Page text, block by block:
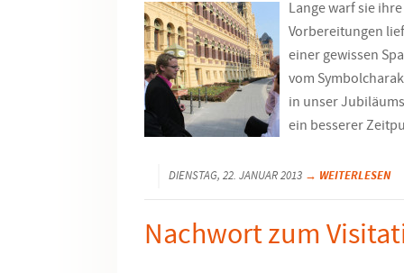
Lange warf sie
Vorbereitungen
einer gewissen
vom
in unser
ein besserer
DIENSTAG, 22. JANUAR 2013 → WEITERLESEN
Nachwort zum